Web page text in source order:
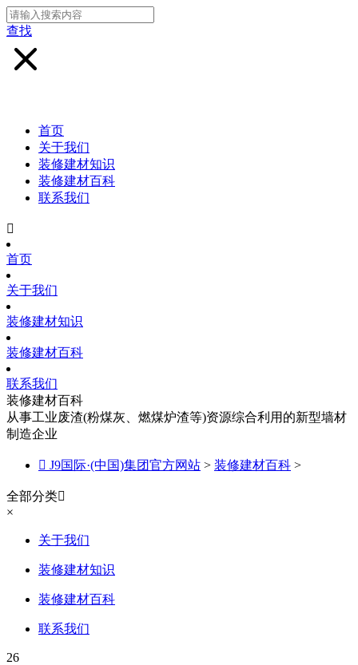
查找
首页
关于我们
装修建材知识
装修建材百科
联系我们

首页
关于我们
装修建材知识
装修建材百科
联系我们
装修建材百科
从事工业废渣(粉煤灰、燃煤炉渣等)资源综合利用的新型墙材
制造企业
 J9国际·(中国)集团官方网站 > 装修建材百科 >
全部分类
×
关于我们
装修建材知识
装修建材百科
联系我们
26